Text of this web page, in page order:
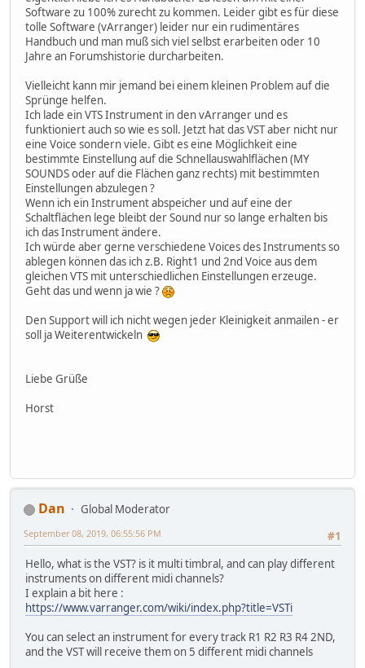
Software zu 100% zurecht zu kommen. Leider gibt es für diese
tolle Software (vArranger) leider nur ein rudimentäres
Handbuch und man muß sich viel selbst erarbeiten oder 10
Jahre an Forumshistorie durcharbeiten.
Vielleicht kann mir jemand bei einem kleinen Problem auf die
Sprünge helfen.
Ich lade ein VTS Instrument in den vArranger und es
funktioniert auch so wie es soll. Jetzt hat das VST aber nicht nur
eine Voice sondern viele. Gibt es eine Möglichkeit eine
bestimmte Einstellung auf die Schnellauswahlflächen (MY
SOUNDS oder auf die Flächen ganz rechts) mit bestimmten
Einstellungen abzulegen ?
Wenn ich ein Instrument abspeicher und auf eine der
Schaltflächen lege bleibt der Sound nur so lange erhalten bis
ich das Instrument ändere.
Ich würde aber gerne verschiedene Voices des Instruments so
ablegen können das ich z.B. Right1 und 2nd Voice aus dem
gleichen VTS mit unterschiedlichen Einstellungen erzeuge.
Geht das und wenn ja wie ?
Den Support will ich nicht wegen jeder Kleinigkeit anmailen - er
soll ja Weiterentwickeln
Liebe Grüße
Horst
Dan
Global Moderator
#1
September 08, 2019, 06:55:56 PM
Hello, what is the VST? is it multi timbral, and can play different
instruments on different midi channels?
I explain a bit here :
https://www.varranger.com/wiki/index.php?title=VSTi
You can select an instrument for every track R1 R2 R3 R4 2ND,
and the VST will receive them on 5 different midi channels